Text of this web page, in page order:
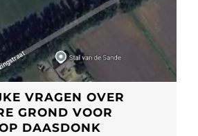
VRAGEN OVER
GROND VOOR
DAASDONK